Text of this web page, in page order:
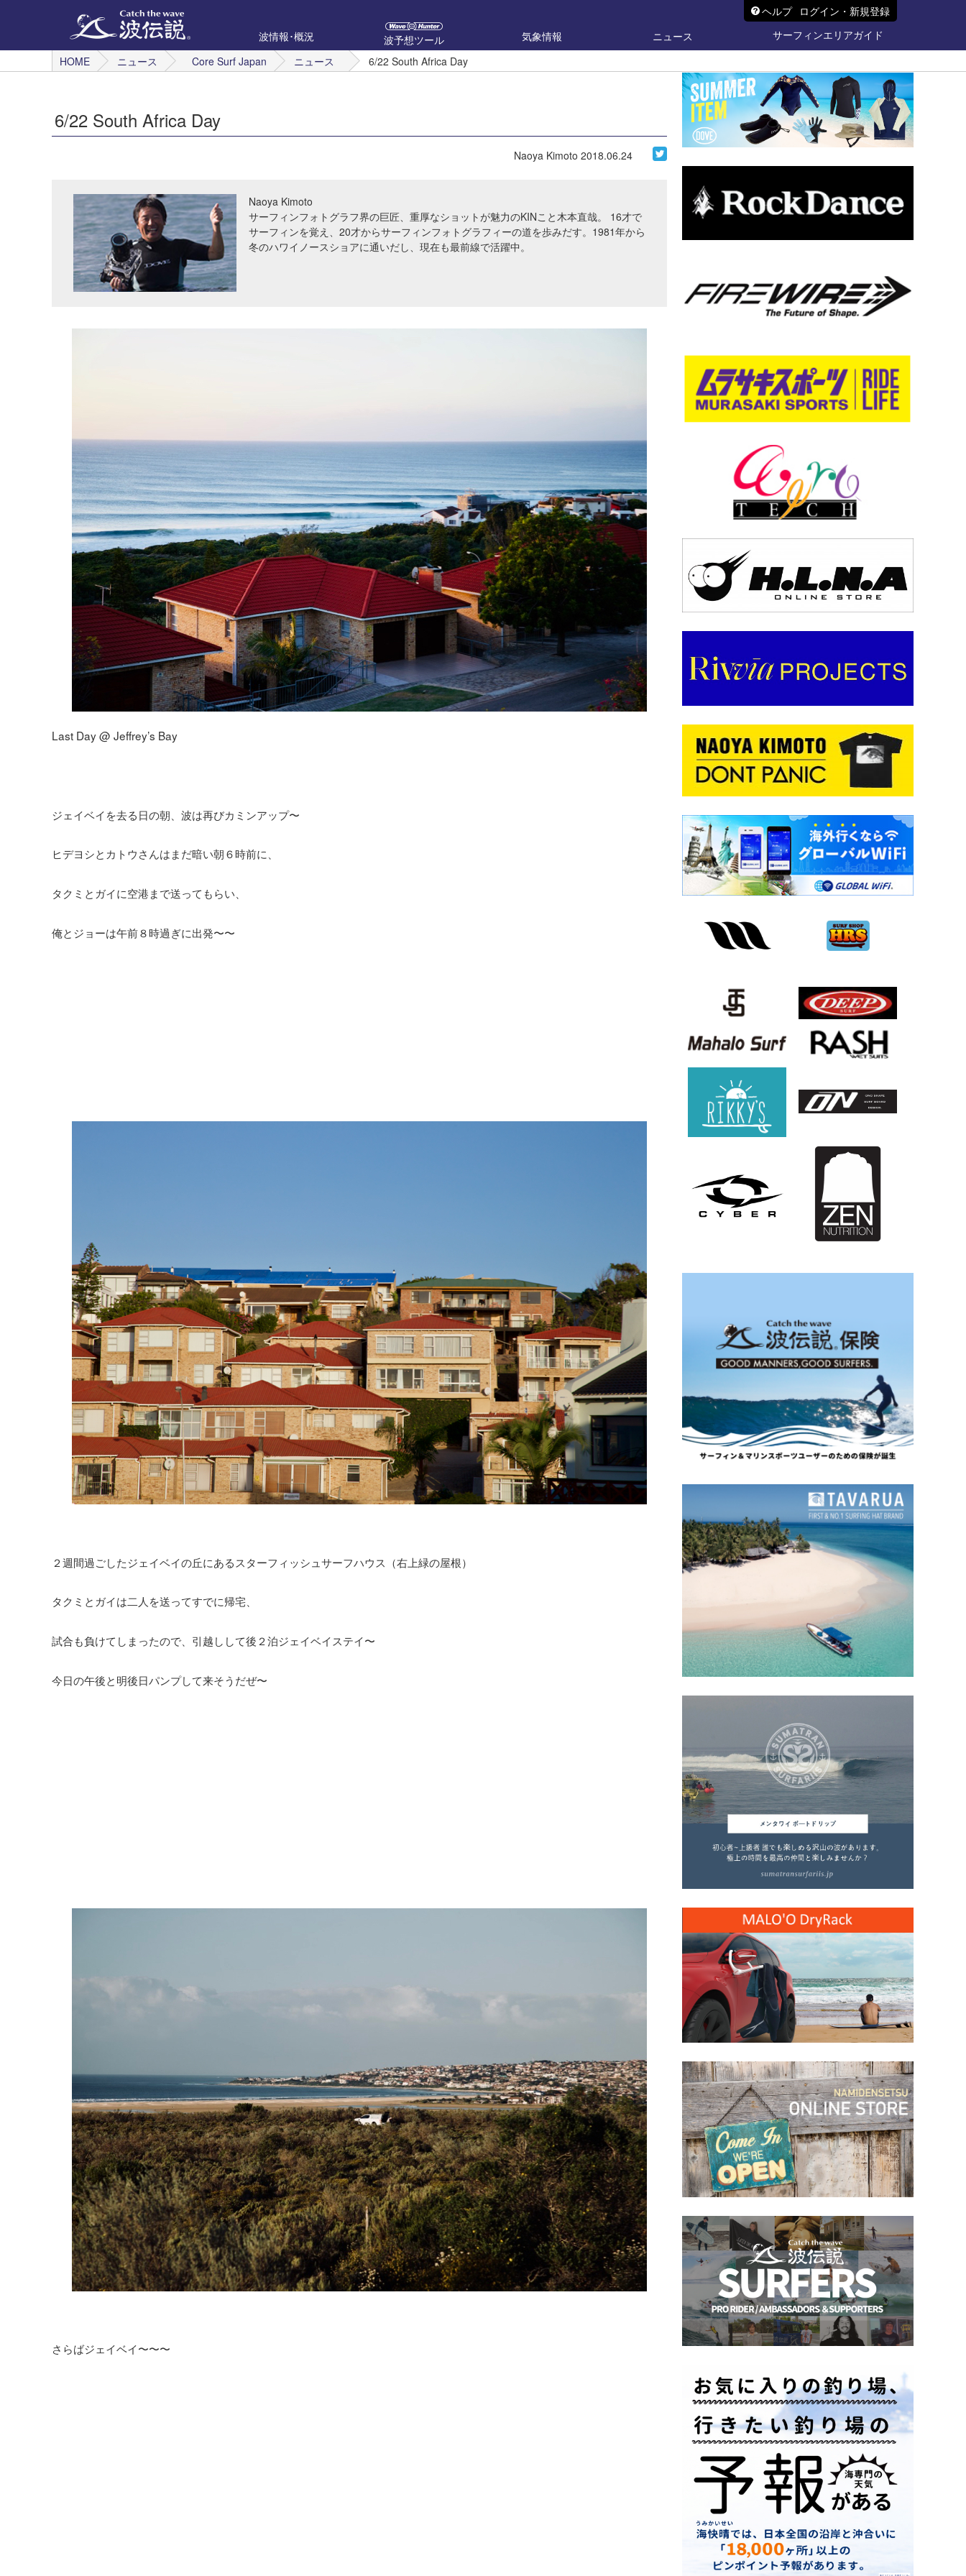
ヘルプ ログイン・新規登録
波情報･概況
波予想ツール 気象情報 ニュース
サーフィンエリアガイド
HOME
ニュース Core Surf Japan ニュース 6/22 South Africa Day
6/22 South Africa Day
Naoya Kimoto 2018.06.24
Naoya Kimoto
サーフィンフォトグラフ界の巨匠、重厚なショットが魅力のKINこと木本直哉。 16才で
サーフィンを覚え、20才からサーフィンフォトグラフィーの道を歩みだす。1981年から
冬のハワイノースショアに通いだし、現在も最前線で活躍中。
Last Day @ Jeffrey’s Bay
ジェイベイを去る日の朝、波は再びカミンアップ〜
ヒデヨシとカトウさんはまだ暗い朝６時前に、
タクミとガイに空港まで送ってもらい、
俺とジョーは午前８時過ぎに出発〜〜
２週間過ごしたジェイベイの丘にあるスターフィッシュサーフハウス（右上緑の屋根）
タクミとガイは二人を送ってすでに帰宅、
試合も負けてしまったので、引越しして後２泊ジェイベイステイ〜
今日の午後と明後日パンプして来そうだぜ〜
さらばジェイベイ〜〜〜